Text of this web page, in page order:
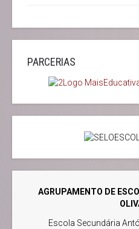
PARCERIAS
AGRUPAMENTO DE
Escola Secundária